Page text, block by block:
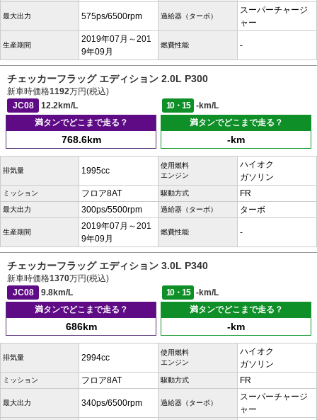
最大出力 575ps/6500rpm 過給器（ターボ）
スーパーチャージ
ャー
生産期間
2019年07月～201
9年09月
燃費性能 -
チェッカーフラッグ エディション 2.0L P300
新車時価格1192万円(税込)
JC08
12.2km/L 10・15
-km/L
満タンでどこまで走る？
768.6km
満タンでどこまで走る？
-km
排気量 1995cc
使用燃料
エンジン
ハイオク
ガソリン
ミッション フロア8AT 駆動方式 FR
最大出力 300ps/5500rpm 過給器（ターボ） ターボ
生産期間
2019年07月～201
9年09月
燃費性能 -
チェッカーフラッグ エディション 3.0L P340
新車時価格1370万円(税込)
JC08
9.8km/L 10・15
-km/L
満タンでどこまで走る？
686km
満タンでどこまで走る？
-km
排気量 2994cc
使用燃料
エンジン
ハイオク
ガソリン
ミッション フロア8AT 駆動方式 FR
最大出力 340ps/6500rpm 過給器（ターボ）
スーパーチャージ
ャー